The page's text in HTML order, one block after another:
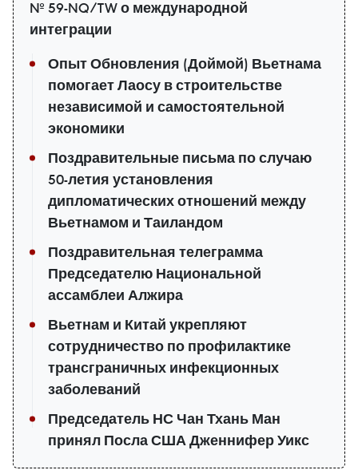
№ 59-NQ/TW о международной
интеграции
Опыт Обновления (Доймой) Вьетнама
помогает Лаосу в строительстве
независимой и самостоятельной
экономики
Поздравительные письма по случаю
50-летия установления
дипломатических отношений между
Вьетнамом и Таиландом
Поздравительная телеграмма
Председателю Национальной
ассамблеи Алжира
Вьетнам и Китай укрепляют
сотрудничество по профилактике
трансграничных инфекционных
заболеваний
Председатель НС Чан Тхань Ман
принял Посла США Дженнифер Уикс